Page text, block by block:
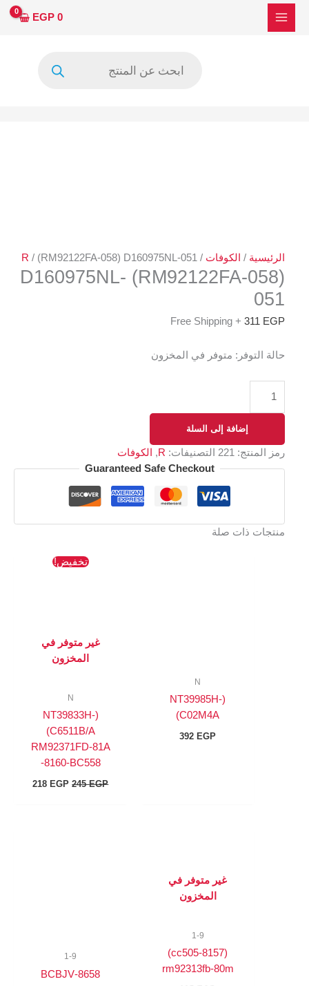
تخطي
0
EGP
الرئيسية / الكوفات /
R / (RM92122FA-058) D160975NL-051
(RM92122FA-058) D160975NL-
051
311 EGP
+ Free Shipping
حالة التوفر: متوفر في المخزون
كمية
(RM92122FA-
إضافة إلى السلة
رمز المنتج: 221 التصنيفات: R
,
الكوفات
Guaranteed Safe Checkout
منتجات ذات صلة
N
(NT39985H-
C02M4A)
392 EGP
تخفيض!
غير متوفر في
المخزون
N
(NT39833H-
C6511B/A)
RM92371FD-81A
-8160-BC558
245EGP
السعر
218 EGP
غير متوفر في
المخزون
1-9
(8157-cc505)
rm92313fb-80m
1-9
8658-BCBJV